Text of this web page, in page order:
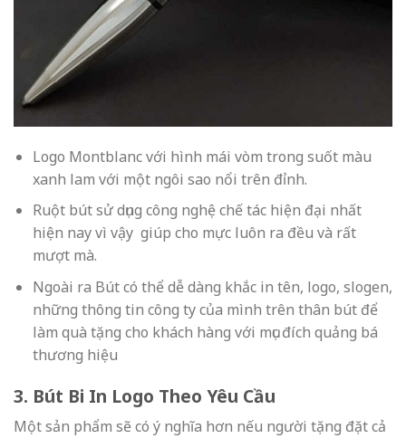
Logo Montblanc với hình mái vòm trong suốt màu
xanh lam với một ngôi sao nổi trên đỉnh.
Ruột bút sử dụng công nghệ chế tác hiện đại nhất
hiện nay vì vậy giúp cho mực luôn ra đều và rất
mượt mà.
Ngoài ra Bút có thể dễ dàng khắc in tên, logo, slogen,
những thông tin công ty của mình trên thân bút để
làm quà tặng cho khách hàng với mục đích quảng bá
thương hiệu
3. Bút Bi In Logo Theo Yêu Cầu
Một sản phẩm sẽ có ý nghĩa hơn nếu người tặng đặt cả